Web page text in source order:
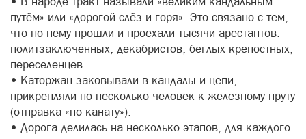
путём» или «дорогой слёз и горя». Это связано с тем,
что по нему прошли и проехали тысячи арестантов:
политзаключённых, декабристов, беглых крепостных,
переселенцев.
• Каторжан заковывали в кандалы и цепи,
прикрепляли по несколько человек к железному пруту
(отправка «по канату»).
• Дорога делилась на несколько этапов, для каждого